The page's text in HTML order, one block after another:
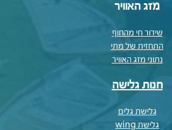
מזג האוויר
שידור חי מהחוף
התחזית של מתי
נתוני מזג האוויר
חנות גלישה
גלישת גלים
גלישת wing